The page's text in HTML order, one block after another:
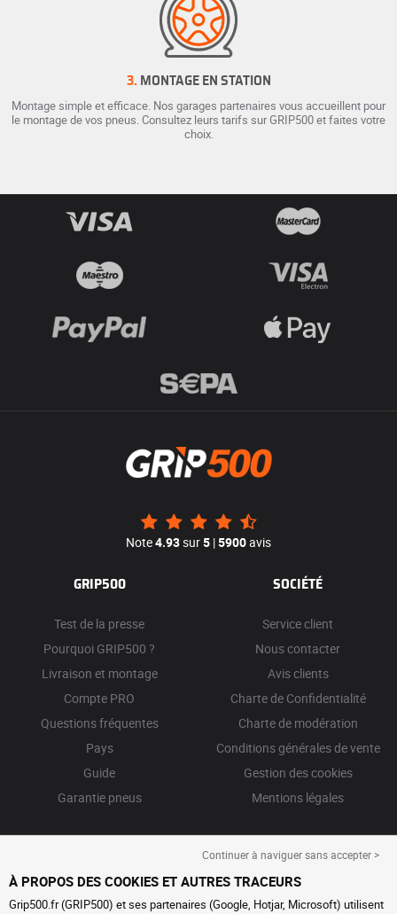
3. MONTAGE EN STATION
Montage simple et efficace. Nos garages partenaires vous accueillent pour
le montage de vos pneus. Consultez leurs tarifs sur GRIP500 et faites votre
choix.
Note4.93sur5 |5900avis
GRIP500
Test de la presse
Pourquoi GRIP500 ?
Livraison et montage
Compte PRO
Questions fréquentes
Pays
Guide
Garantie pneus
SOCIÉTÉ
Service client
Nous contacter
Avis clients
Charte de Confidentialité
Charte de modération
Conditions générales de vente
Gestion des cookies
Mentions légales
Continuer à naviguer sans accepter >
À PROPOS DES COOKIES ET AUTRES TRACEURS
Grip500.fr (GRIP500) et ses partenaires (Google, Hotjar, Microsoft) utilisent